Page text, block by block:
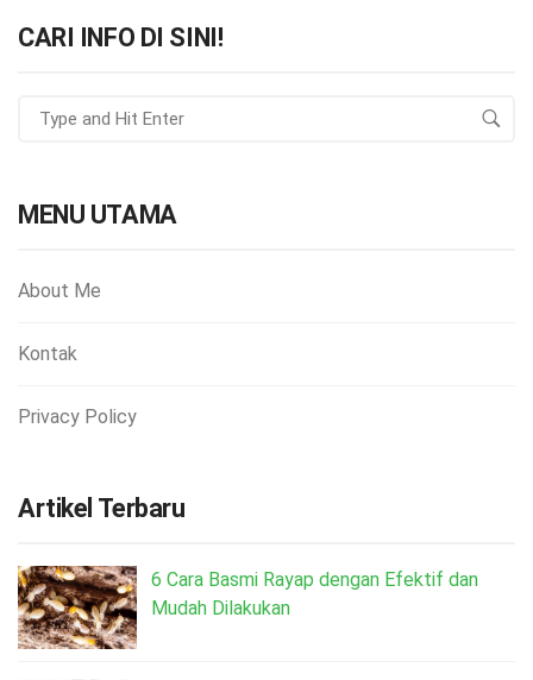
CARI INFO DI SINI!
MENU UTAMA
About Me
Kontak
Privacy Policy
Artikel Terbaru
6 Cara Basmi Rayap dengan Efektif dan
Mudah Dilakukan